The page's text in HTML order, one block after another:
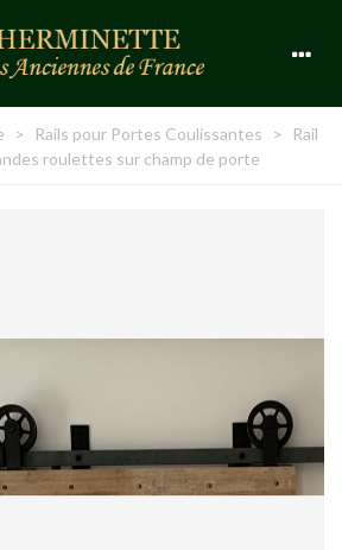
> Rails pour Portes Coulissantes >
Rail
roulettes sur champ de porte